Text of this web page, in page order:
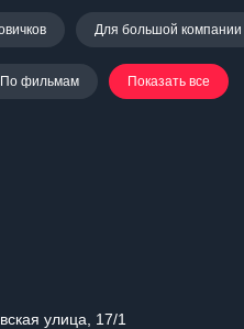
Для большой компании
По фильмам Показать все
улица, 17/1